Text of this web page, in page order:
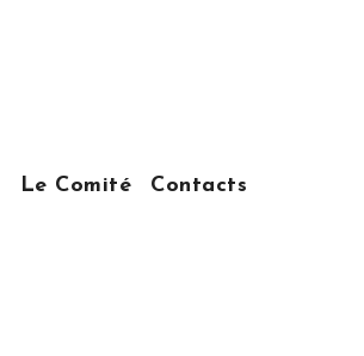
Le Comité Contacts